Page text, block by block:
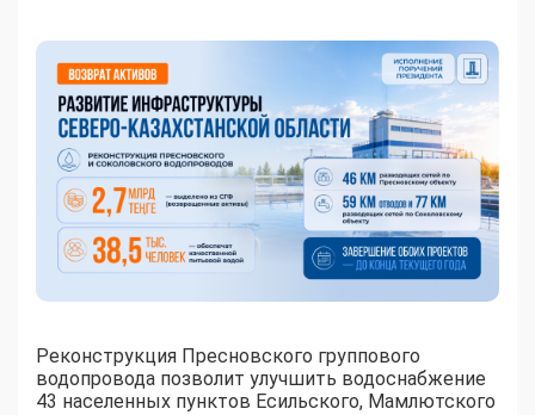
Реконструкция Пресновского группового
водопровода позволит улучшить водоснабжение
43 населенных пунктов Есильского, Мамлютского